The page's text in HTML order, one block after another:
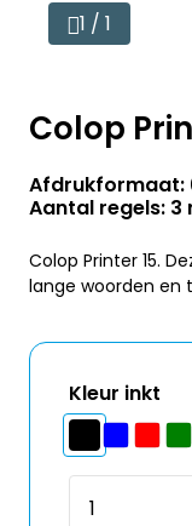
1 / 1
Colop
Afdrukformaat:
Aantal regels: 3
Colop Printer 15.
lange woorden en
Kleur inkt